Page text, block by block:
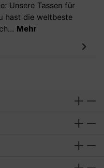
Unsere Tassen für
hast die weltbeste
Mehr